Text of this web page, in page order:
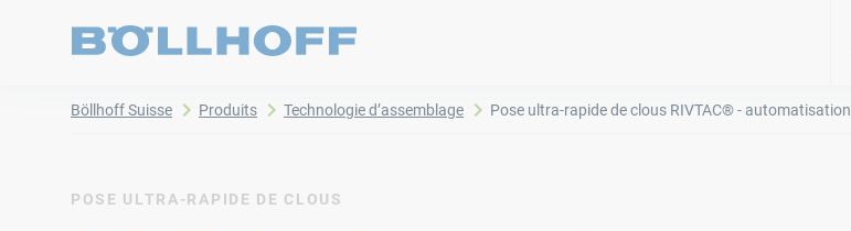
Böllhoff Suisse Produits Technologie d’assemblage Pose ultra-rapide de clous RIVTAC® - automatisation
POSE ULTRA-RAPIDE DE CLOUS